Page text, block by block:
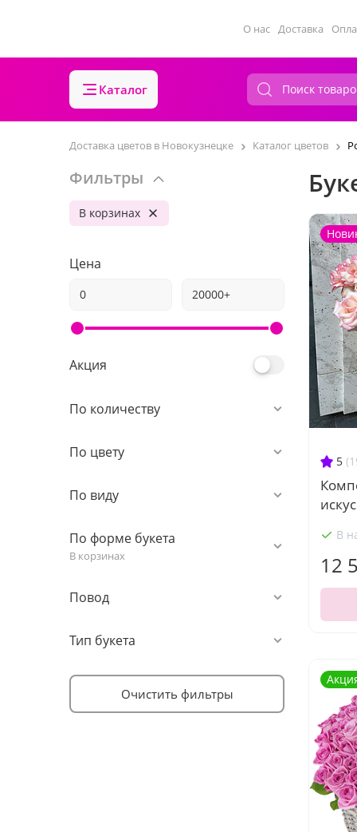
О нас Доставка
Каталог
Доставка цветов в Новокузнецке Каталог цветов
Фильтры
В корзинах
Цена
Акция
По количеству
По цвету
По виду
По форме букета
В корзинах
Повод
Тип букета
Очистить фильтры
5
В
12